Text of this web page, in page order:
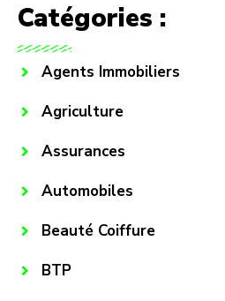
Catégories :
Agents Immobiliers
Agriculture
Assurances
Automobiles
Beauté Coiffure
BTP